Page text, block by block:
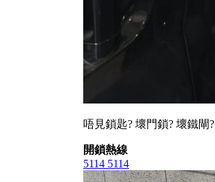
唔見鎖匙? 壞門鎖? 壞鐵閘?
開鎖熱線
5114 5114